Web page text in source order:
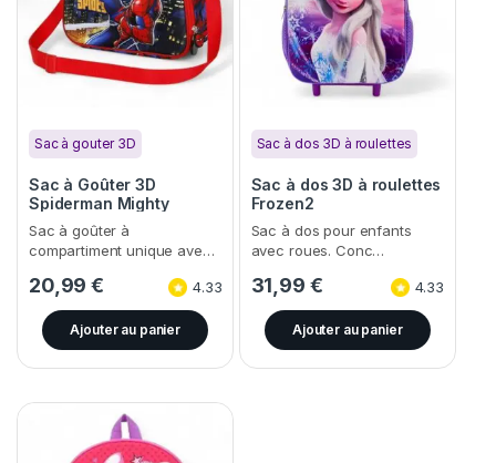
Sac à gouter 3D
Sac à Goûter 3D
Spiderman Mighty
Sac à goûter à
compartiment unique ave…
20,99€ 4.33
Ajouter au panier
Sac à dos 3D à roulettes
Sac à dos 3D à roulettes
Frozen2
Sac à dos pour enfants
avec roues. Conc…
31,99 € 4.33
Ajouter au panier